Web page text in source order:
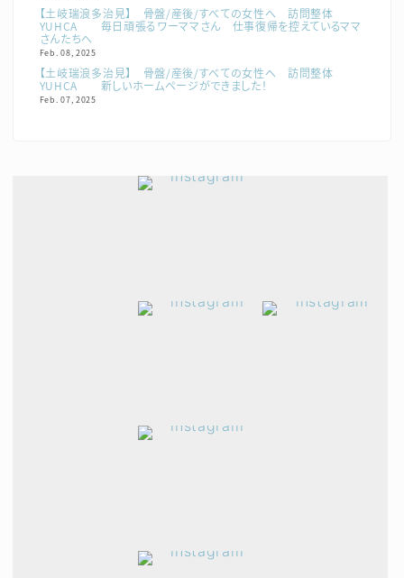
【土岐瑞浪多治見】 骨盤/産後/すべての女性へ 訪問整体
YUHCA 毎日頑張るワーママさん 仕事復帰を控えているママ
さんたちへ
Feb. 08, 2025
【土岐瑞浪多治見】 骨盤/産後/すべての女性へ 訪問整体
YUHCA 新しいホームページができました！
Feb. 07, 2025